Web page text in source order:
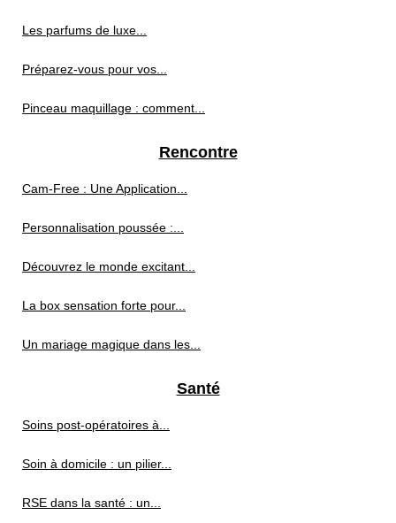
Les parfums de luxe...
Préparez-vous pour vos...
Pinceau maquillage : comment...
Rencontre
Cam-Free : Une Application...
Personnalisation poussée :...
Découvrez le monde excitant...
La box sensation forte pour...
Un mariage magique dans les...
Santé
Soins post‑opératoires à...
Soin à domicile : un pilier...
RSE dans la santé : un...